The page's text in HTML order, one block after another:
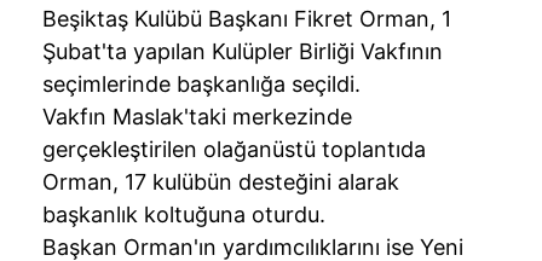
Beşiktaş Kulübü Başkanı Fikret Orman, 1
Şubat'ta yapılan Kulüpler Birliği Vakfının
seçimlerinde başkanlığa seçildi.
Vakfın Maslak'taki merkezinde
gerçekleştirilen olağanüstü toplantıda
Orman, 17 kulübün desteğini alarak
başkanlık koltuğuna oturdu.
Başkan Orman'ın yardımcılıklarını ise Yeni